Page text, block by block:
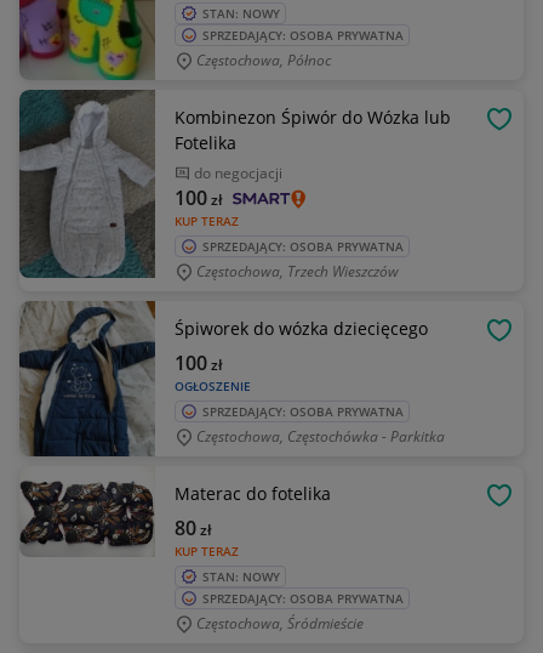
STAN: NOWY
SPRZEDAJĄCY: OSOBA PRYWATNA
Częstochowa, Północ
Kombinezon Śpiwór do Wózka lub
Fotelika
do negocjacji
KUP TERAZ
100zł
SPRZEDAJĄCY: OSOBA PRYWATNA
Częstochowa, Trzech Wieszczów
Śpiworek do wózka dziecięcego
OGŁOSZENIE
100zł
SPRZEDAJĄCY: OSOBA PRYWATNA
Częstochowa, Częstochówka - Parkitka
Materac do fotelika
KUP TERAZ
80zł
STAN: NOWY
SPRZEDAJĄCY: OSOBA PRYWATNA
Częstochowa, Śródmieście